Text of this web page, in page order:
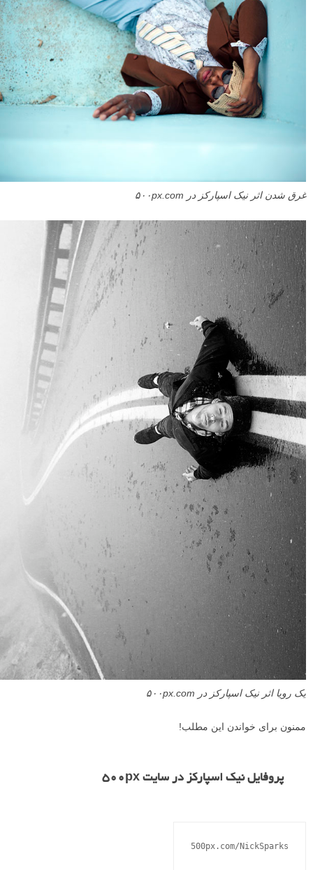
غرق شدن اثر نیک اسپارکز در ۵۰۰px.com
یک رویا اثر نیک اسپارکز در ۵۰۰px.com
ممنون برای خواندن این مطلب!
پروفایل نیک اسپارکز در سایت ۵۰۰px
500px.com/NickSparks